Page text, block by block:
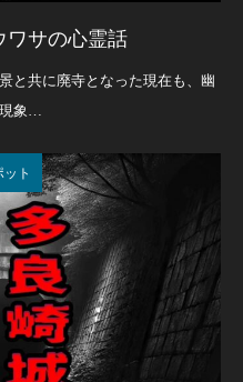
ワサの心霊話
と共に廃寺となった現在も、幽
現象…
ト